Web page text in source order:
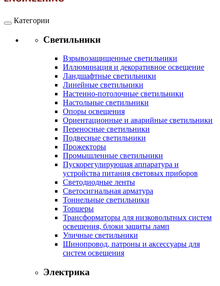
Категории
Светильники
Взрывозащищенные светильники
Иллюминация и декоративное освещение
Ландшафтные светильники
Линейные светильники
Настенно-потолочные светильники
Настольные светильники
Опоры освещения
Ориентационные и аварийные светильники
Переносные светильники
Подвесные светильники
Прожекторы
Промышленные светильники
Пускорегулирующая аппаратура и
устройства питания световых приборов
Светодиодные ленты
Светосигнальная арматура
Тоннельные светильники
Торшеры
Трансформаторы для низковольтных систем
освещения, блоки защиты ламп
Уличные светильники
Шинопровод, патроны и аксессуары для
систем освещения
Электрика